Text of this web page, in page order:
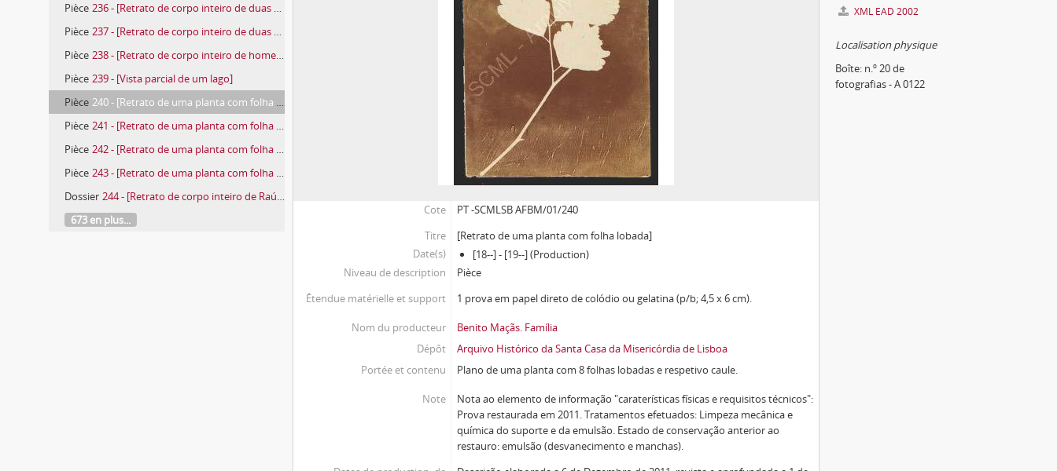
Pièce 236 - [Retrato de corpo inteiro de duas mulheres]
Pièce 237 - [Retrato de corpo inteiro de duas mulheres]
Pièce 238 - [Retrato de corpo inteiro de homem no quintal de uma casa de habitação]
Pièce 239 - [Vista parcial de um lago]
Pièce 240 - [Retrato de uma planta com folha lobada]
Pièce 241 - [Retrato de uma planta com folha bipinulada]
Pièce 242 - [Retrato de uma planta com folha acicular]
Pièce 243 - [Retrato de uma planta com folha cordiforme]
Dossier 244 - [Retrato de corpo inteiro de Raúl Maças Fernandes]
673 en plus...
Cote
PT -SCMLSB AFBM/01/240
Titre
[Retrato de uma planta com folha lobada]
Date(s)
[18--] - [19--] (Production)
Niveau de description
Pièce
Étendue matérielle et support
1 prova em papel direto de colódio ou gelatina (p/b; 4,5 x 6 cm).
Nom du producteur
Benito Maçãs. Família
Dépôt
Arquivo Histórico da Santa Casa da Misericórdia de Lisboa
Portée et contenu
Plano de uma planta com 8 folhas lobadas e respetivo caule.
Note
Nota ao elemento de informação "caraterísticas físicas e requisitos técnicos":
Prova restaurada em 2011. Tratamentos efetuados: Limpeza mecânica e
química do suporte e da emulsão. Estado de conservação anterior ao
restauro: emulsão (desvanecimento e manchas).
XML EAD 2002
Localisation physique
Boîte: n.º 20 de
fotografias - A 0122